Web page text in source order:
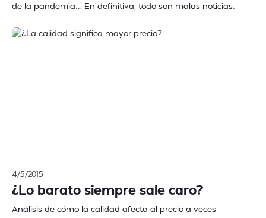
de la pandemia… En definitiva, todo son malas noticias.
4/5/2015
¿Lo barato siempre sale caro?
Análisis de cómo la calidad afecta al precio a veces